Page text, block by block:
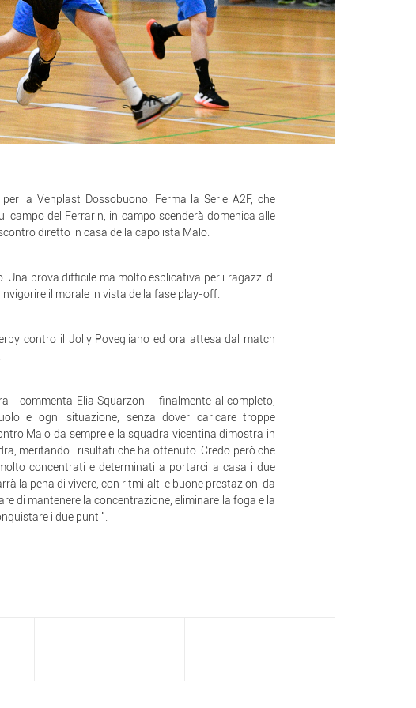
la Venplast Dossobuono. Ferma la Serie A2F, che
campo del Ferrarin, in campo scenderà domenica alle
diretto in casa della capolista Malo.
Una prova difficile ma molto esplicativa per i ragazzi di
il morale in vista della fase play-off.
contro il Jolly Povegliano ed ora attesa dal match
- commenta Elia Squarzoni - finalmente al completo,
e ogni situazione, senza dover caricare troppe
Malo da sempre e la squadra vicentina dimostra in
meritando i risultati che ha ottenuto. Credo però che
concentrati e determinati a portarci a casa i due
la pena di vivere, con ritmi alti e buone prestazioni da
di mantenere la concentrazione, eliminare la foga e la
i due punti".